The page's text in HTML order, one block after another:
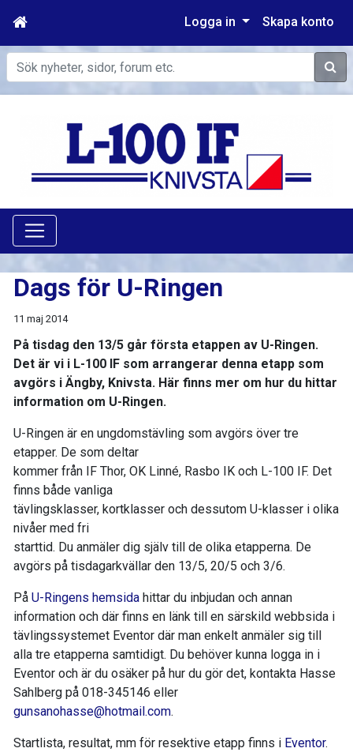
Logga in Skapa konto
Sök
Dags för U-Ringen
11 maj 2014
På tisdag den 13/5 går första etappen av U-Ringen.
Det är vi i L-100 IF som arrangerar denna etapp som
avgörs i Ängby, Knivsta. Här finns mer om hur du hittar
information om U-Ringen.
U-Ringen är en ungdomstävling som avgörs över tre
etapper. De som deltar
kommer från IF Thor, OK Linné, Rasbo IK och L-100 IF. Det
finns både vanliga
tävlingsklasser, kortklasser och dessutom U-klasser i olika
nivåer med fri
starttid. Du anmäler dig själv till de olika etapperna. De
avgörs på tisdagarkvällar den 13/5, 20/5 och 3/6.
På U-Ringens hemsida hittar du inbjudan och annan
information och där finns en länk till en särskild webbsida i
tävlingssystemet Eventor där man enkelt anmäler sig till
alla tre etapperna samtidigt. Du behöver kunna logga in i
Eventor och är du osäker på hur du gör det, kontakta Hasse
Sahlberg på 018-345146 eller
gunsanohasse@hotmail.com.
Startlista, resultat, mm för resektive etapp finns i Eventor.